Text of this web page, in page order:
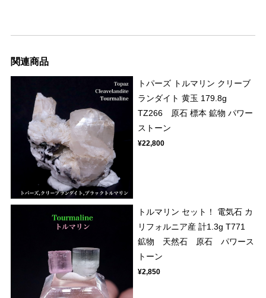
関連商品
トパーズ トルマリン クリーブ
ランダイト 黄玉 179.8g
TZ266 原石 標本 鉱物 パワー
ストーン
¥22,800
トルマリン セット！ 電気石 カ
リフォルニア産 計1.3g T771
鉱物 天然石 原石 パワース
トーン
¥2,850